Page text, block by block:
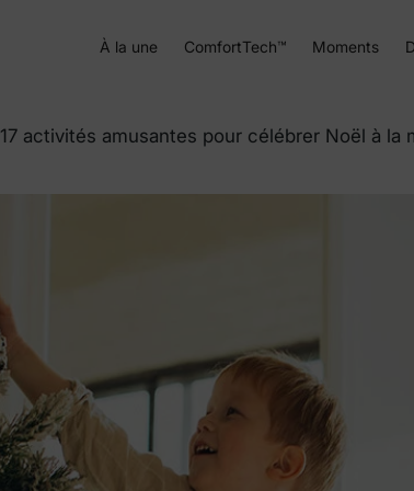
À la une ComfortTech™ Moments
17 activités amusantes pour célébrer Noël à la